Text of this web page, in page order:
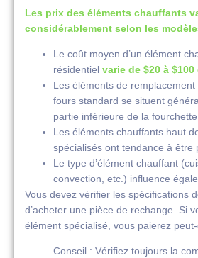
Les prix des éléments chauffants
considérablement selon les
Le coût moyen d’un élément
résidentiel varie de $20 à
Les éléments de
fours standard se situent
partie inférieure de la fourchette
Les éléments chauffants haut
spécialisés ont tendance à être
Le type d’élément chauffant
convection, etc.) influence
Vous devez vérifier les spécifications
d’acheter une pièce de rechange. Si
élément spécialisé, vous paierez
Conseil : Vérifiez toujours la